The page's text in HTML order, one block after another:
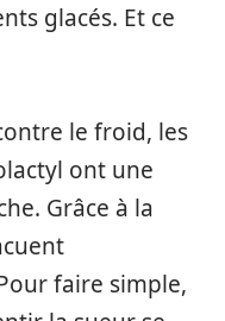
glacés. Et ce
le froid, les
ont une
Grâce à la
faire simple,